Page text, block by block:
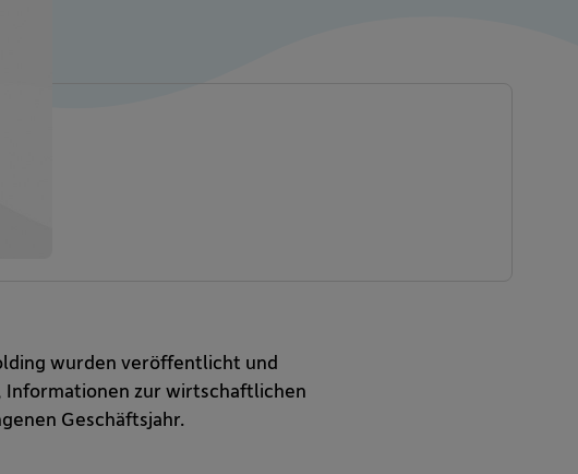
wurden veröffentlicht und
Informationen zur wirtschaftlichen
Geschäftsjahr.